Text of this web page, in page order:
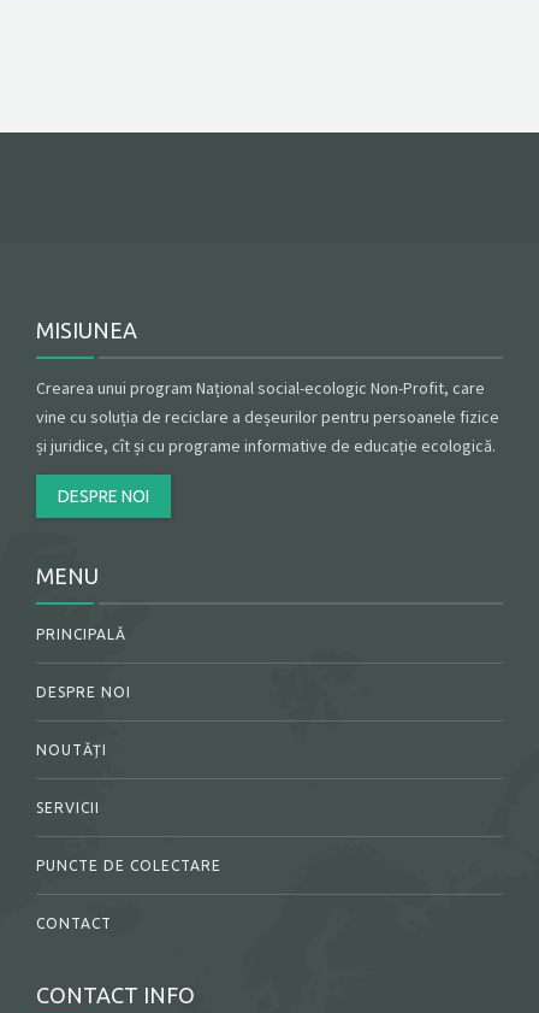
MISIUNEA
Crearea unui program Național social-ecologic Non-Profit, care
vine cu soluția de reciclare a deșeurilor pentru persoanele fizice
și juridice, cît și cu programe informative de educație ecologică.
DESPRE NOI
MENU
PRINCIPALĂ
DESPRE NOI
NOUTĂȚI
SERVICII
PUNCTE DE COLECTARE
CONTACT
CONTACT INFO